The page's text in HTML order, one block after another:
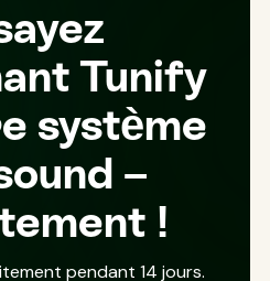
Tunify
système
–
!
pendant 14 jours.